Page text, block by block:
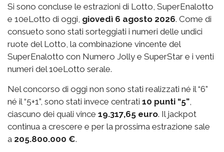
Si sono concluse le estrazioni di Lotto, SuperEnalotto
e 10eLotto di oggi, giovedì 6 agosto 2026. Come di
consueto sono stati sorteggiati i numeri delle undici
ruote del Lotto, la combinazione vincente del
SuperEnalotto con Numero Jolly e SuperStar e i venti
numeri del 10eLotto serale.
Nel concorso di oggi non sono stati realizzati né il “6”
né il “5+1”, sono stati invece centrati 10 punti “5”
ciascuno dei quali vince 19.317,65 euro. Il jackpot
continua a crescere e per la prossima estrazione sale
a 205.800.000 €.